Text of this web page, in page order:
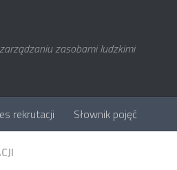
zasobami ludzkimi
rekrutacji Słownik pojęć